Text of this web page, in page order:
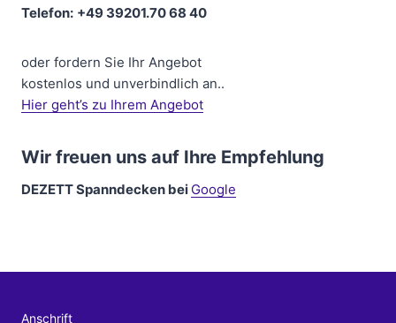
Telefon: +49 39201.70 68 40
oder fordern Sie Ihr Angebot
kostenlos und unverbindlich an..
Hier geht’s zu Ihrem Angebot
Wir freuen uns auf Ihre Empfehlung
DEZETT Spanndecken bei Google
Anschrift